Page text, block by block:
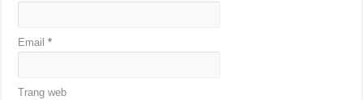
Email*
Trang web